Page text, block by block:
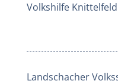
Volkshilfe Knittelfeld
Landschacher